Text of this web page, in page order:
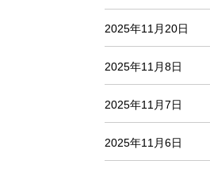
2025年11月20日
2025年11月8日
2025年11月7日
2025年11月6日